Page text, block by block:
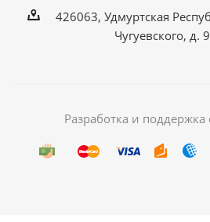
426063, Удмуртская
Чугуевского, д.
Разработка и поддержка